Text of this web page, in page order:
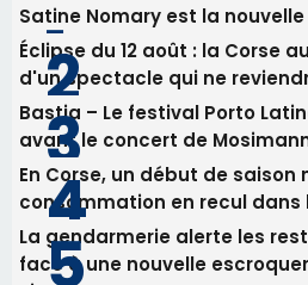
La gendarmerie alerte les
face à une nouvelle
vin
Newsletter
Inscrivez-vous à la newsletter
email les infos les plus
nos meilleurs articles